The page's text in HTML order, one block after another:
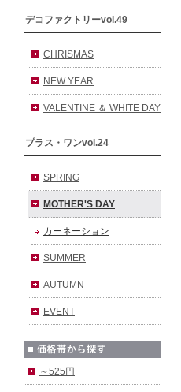
デコファクトリーvol.49
CHRISMAS
NEW YEAR
VALENTINE ＆ WHITE DAY
プラス・ワンvol.24
SPRING
MOTHER'S DAY
カーネーション
SUMMER
AUTUMN
EVENT
～525円